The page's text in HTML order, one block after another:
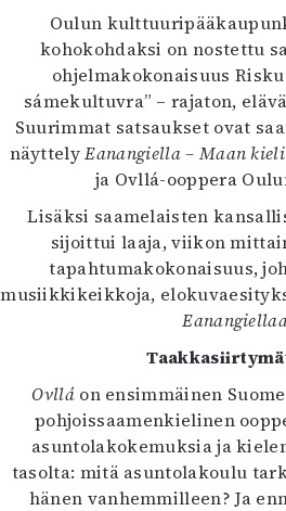
Oulu2026
Näyttelyt
Musiikki
Levyt
Kuvataide
Kirjat
In English
Arkisto
Lehdet
4/2026
2–3/2026
1/2026
6/2025
5/2025
5/2025
Oulun
kohokohdaksi on nostettu
ohjelmakokonaisuus
sámekultuvra” – rajaton,
Suurimmat satsaukset ovat
näyttelyEanangiella – Maan kieli
ja Ovllá-ooppera
Lisäksi saamelaisten
sijoittui laaja, viikon
tapahtumakokonaisuus,
musiikkikeikkoja,
Ta
Ovlláon ensimmäinen
pohjoissaamenkielinen
asuntolakokemuksia ja
tasolta: mitä asuntolakoulu
hänen vanhemmilleen? Ja